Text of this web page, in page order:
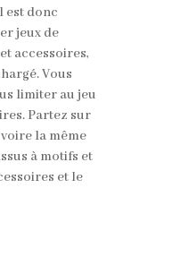
est donc
jeux de
accessoires,
Vous
limiter au jeu
Partez sur
la même
à motifs et
et le